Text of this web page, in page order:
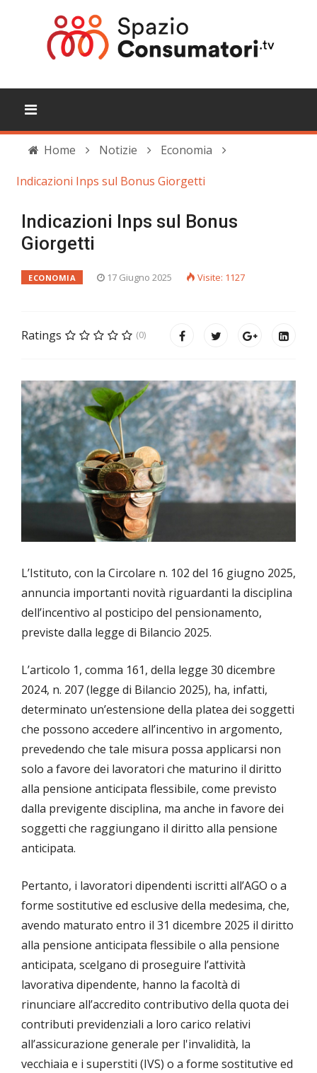
Home Notizie
Economia
Indicazioni Inps sul Bonus Giorgetti
Indicazioni Inps sul Bonus
Giorgetti
ECONOMIA 17 Giugno 2025 Visite: 1127
Ratings (0)
L’Istituto, con la Circolare n. 102 del 16 giugno 2025,
annuncia importanti novità riguardanti la disciplina
dell’incentivo al posticipo del pensionamento,
previste dalla legge di Bilancio 2025.
L’articolo 1, comma 161, della legge 30 dicembre
2024, n. 207 (legge di Bilancio 2025), ha, infatti,
determinato un’estensione della platea dei soggetti
che possono accedere all’incentivo in argomento,
prevedendo che tale misura possa applicarsi non
solo a favore dei lavoratori che maturino il diritto
alla pensione anticipata flessibile, come previsto
dalla previgente disciplina, ma anche in favore dei
soggetti che raggiungano il diritto alla pensione
anticipata.
Pertanto, i lavoratori dipendenti iscritti all’AGO o a
forme sostitutive ed esclusive della medesima, che,
avendo maturato entro il 31 dicembre 2025 il diritto
alla pensione anticipata flessibile o alla pensione
anticipata, scelgano di proseguire l’attività
lavorativa dipendente, hanno la facoltà di
rinunciare all’accredito contributivo della quota dei
contributi previdenziali a loro carico relativi
all’assicurazione generale per l'invalidità, la
vecchiaia e i superstiti (IVS) o a forme sostitutive ed